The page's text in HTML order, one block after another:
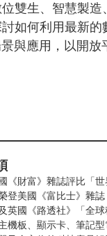
雙生、智慧製造
如何利用最新的
與應用，以開放
《財富》雜誌評比「
登美國《富比士》雜
英國《路透社》「全
機板、顯示卡、筆記